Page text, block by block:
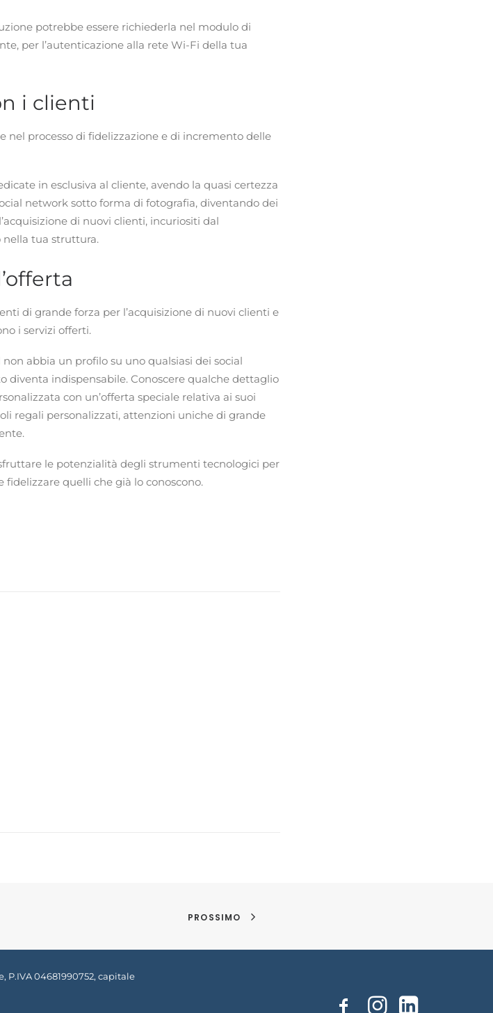
potrebbe essere richiederla nel modulo di
per l’autenticazione alla rete Wi-Fi della tua
i clienti
nel processo di fidelizzazione e di incremento delle
in esclusiva al cliente, avendo la quasi certezza
network sotto forma di fotografia, diventando dei
di nuovi clienti, incuriositi dal
nella tua struttura.
di grande forza per l’acquisizione di nuovi clienti e
i servizi offerti.
abbia un profilo su uno qualsiasi dei social
diventa indispensabile. Conoscere qualche dettaglio
con un’offerta speciale relativa ai suoi
regali personalizzati, attenzioni uniche di grande
le potenzialità degli strumenti tecnologici per
quelli che già lo conoscono.
PROSSIMO
P.IVA 04681990752, capitale